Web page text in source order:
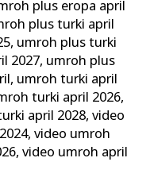
plus eropa april
plus turki april
, umroh plus turki
2027, umroh plus
, umroh turki april
turki april 2026,
april 2028,video
,video umroh
,video umroh april